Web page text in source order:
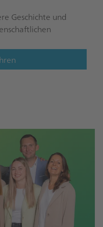
Geschichte und